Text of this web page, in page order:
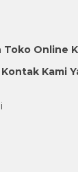
Online
Kami